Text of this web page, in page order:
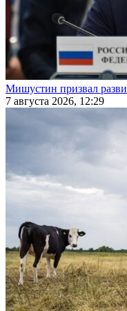
Мишустин призвал
7 августа 2026, 12:29